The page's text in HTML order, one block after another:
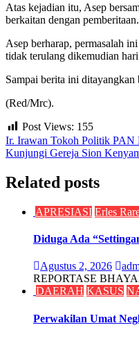
Atas kejadian itu, Asep
berkaitan dengan pemberitaan.
Asep berharap, permasalah
tidak terulang dikemudian
Sampai berita ini
(Red/Mrc).
Post Views: 155
Navigasi
pos
Ir. Irawan Tokoh Politik PAN
Kunjungi Gereja Sion
Related posts
APRESIASI Erles
Diduga Ada
Agustus 2, 2026
REPORTASE
DAERAH KASUS
Perwakilan Umat